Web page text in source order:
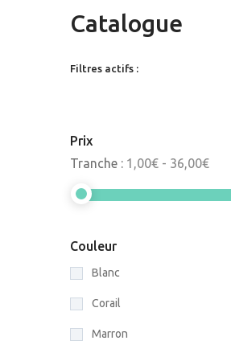
Catalogue
Filtres actifs :
Prix
Tranche : 1,00€ - 36,00€
Couleur
Blanc
Corail
Marron